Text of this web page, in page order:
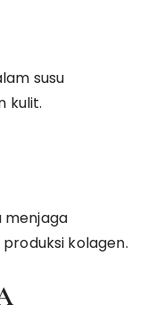
susu
kulit.
menjaga
kolagen.